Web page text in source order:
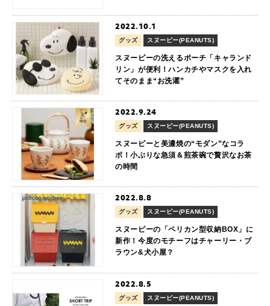
2022.10.1
グッズ スヌーピー(PEANUTS)
スヌーピーの洗えるポーチ「キャランド
リン」が便利！ハンカチやマスクを入れ
てそのまま“お洗濯”
2022.9.24
グッズ スヌーピー(PEANUTS)
スヌーピーと美濃焼の“モダン”なコラ
ボ！小ぶりな急須＆煎茶碗で贅沢なお茶
の時間
2022.8.8
グッズ スヌーピー(PEANUTS)
スヌーピーの「ペリカン型収納BOX」に
新作！今度のモチーフはチャーリー・ブ
ラウン&犬小屋？
2022.8.5
グッズ スヌーピー(PEANUTS)